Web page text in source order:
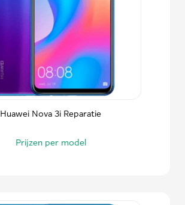
Huawei Nova 3i Reparatie
Prijzen per model